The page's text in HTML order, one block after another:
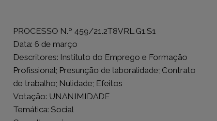
PROCESSO N.º 459/21.2T8VRL.G1.S1
Data: 6 de março
Descritores: Instituto do Emprego e Formação
Profissional; Presunção de laboralidade; Contrato
de trabalho; Nulidade; Efeitos
Votação: UNANIMIDADE
Temática: Social